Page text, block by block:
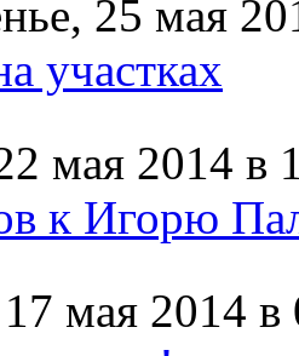
25 мая
участках
мая 2014в